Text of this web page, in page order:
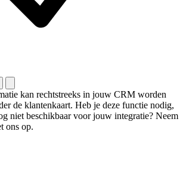
kan rechtstreeks in jouw CRM worden
de klantenkaart. Heb je deze functie nodig,
niet beschikbaar voor jouw integratie? Neem
ons op.